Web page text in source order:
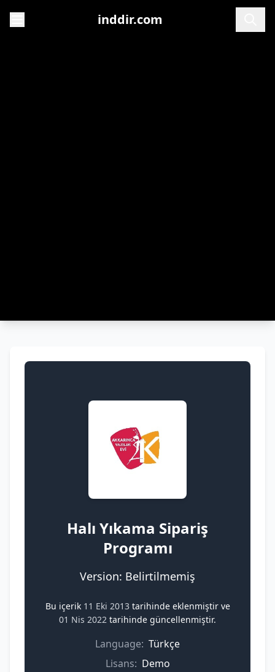
inddir.com
Halı Yıkama Sipariş
Programı
Version: Belirtilmemiş
Bu içerik 11 Eki 2013 tarihinde eklenmiştir ve
01 Nis 2022 tarihinde güncellenmiştir.
Language: Türkçe
Lisans: Demo